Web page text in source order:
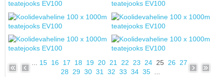
15 16 17 18 19 20 21 22 23 24 25 26
27
28
29 30 31 32 33 34 35...